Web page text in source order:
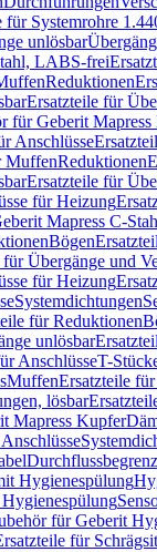
für Systemrohre
unlösbar
LABS-frei
Reduktionen
Ersatzteile für
für Geberit Mapress
Anschlüsse
MuffenReduktionen
Ersatzteile für
für Heizung
Mapress C-
Bögen
für Übergänge und
für Heizung
Systemdichtungen
für Reduktionen
unlösbar
AnschlüsseT-
MuffenErsatzteile
lösbar
Mapress Kupfer
Hygienespülung
für Geberit
für